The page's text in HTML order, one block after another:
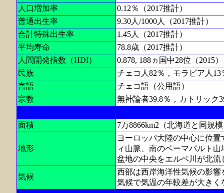
人口増加率
0.12％（2017推計）
普通出生率
9.30人/1000人（2017推計）
合計特殊出生率
1.45人（2017推計）
平均寿命
78.8歳（2017推計）
人間開発指数（HDI）
0.878, 188ヵ国中28位（2015）
民族
チェコ人82％，モラビア人
言語
チェコ語（公用語）
宗教
無神論者39.8％，カトリック
面積 7万8866km2（北海道と同規
地形
ヨーロッパ大陸の中心に位
ィ山脈、南のベーマバルト
盆地の中央をエルベ川が北流
気候
西部は西岸海洋性気候の影
気候で気温の年較差が大きく